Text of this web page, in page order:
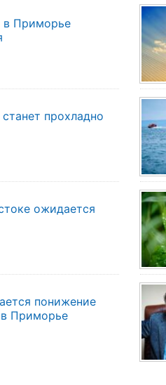
в Приморье
прохладно
ожидается
понижение
в Приморье